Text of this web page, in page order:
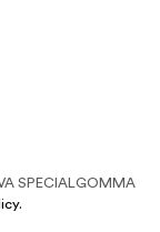
SPECIALGOMMA